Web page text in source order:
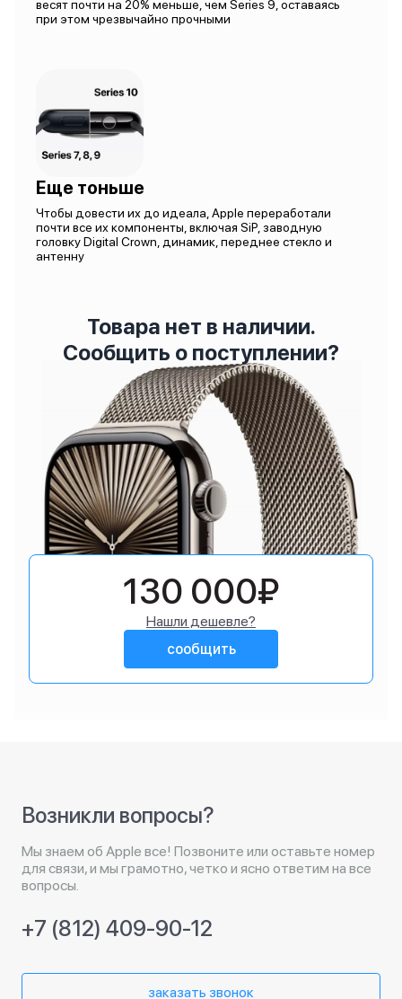
весят почти на 20% меньше, чем Series 9, оставаясь
при этом чрезвычайно прочными
Еще тоньше
Чтобы довести их до идеала, Apple переработали
почти все их компоненты, включая SiP, заводную
головку Digital Crown, динамик, переднее стекло и
антенну
Товара нет в наличии.
Сообщить о поступлении?
130 000₽
Нашли дешевле?
сообщить
Возникли вопросы?
Мы знаем об Apple все! Позвоните или оставьте номер
для связи, и мы грамотно, четко и ясно ответим на все
вопросы.
+7 (812) 409-90-12
заказать звонок